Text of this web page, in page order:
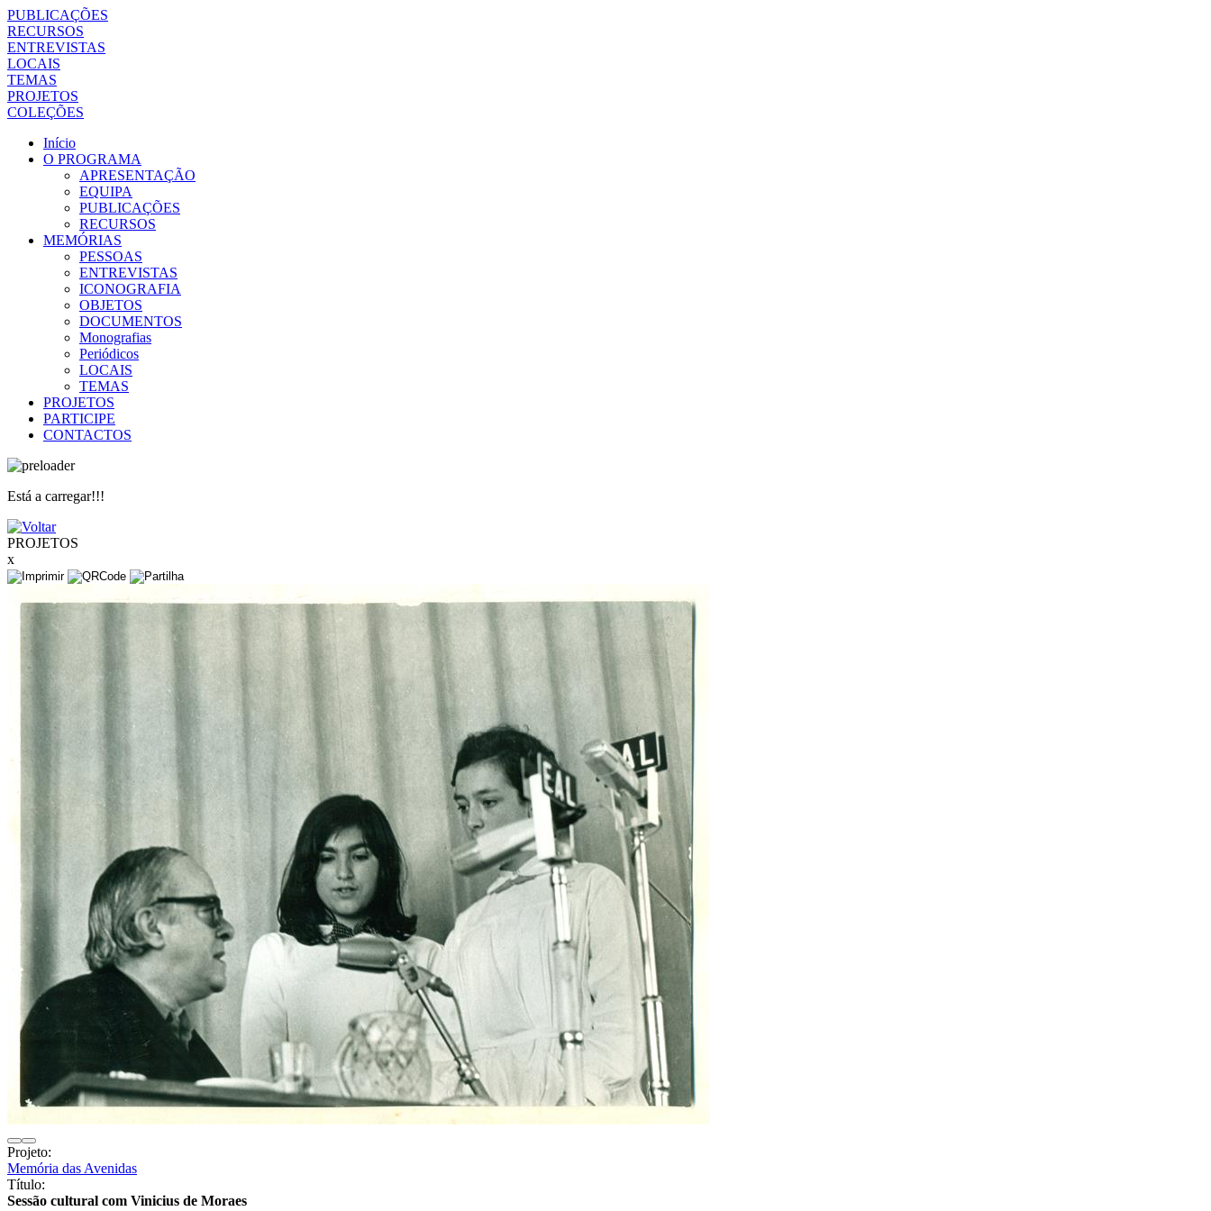
PUBLICAÇÕES
RECURSOS
ENTREVISTAS
LOCAIS
TEMAS
PROJETOS
COLEÇÕES
Início
O PROGRAMA
APRESENTAÇÃO
EQUIPA
PUBLICAÇÕES
RECURSOS
MEMÓRIAS
PESSOAS
ENTREVISTAS
ICONOGRAFIA
OBJETOS
DOCUMENTOS
Monografias
Periódicos
LOCAIS
TEMAS
PROJETOS
PARTICIPE
CONTACTOS
Está a carregar!!!
PROJETOS
x
Projeto:
Memória das Avenidas
Título:
Sessão cultural com Vinicius de Moraes